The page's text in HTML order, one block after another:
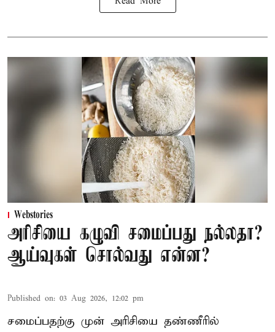
Webstories
அரிசியை கழுவி சமைப்பது நல்லதா?
ஆய்வுகள் சொல்வது என்ன?
Published on: 03 Aug 2026, 12:02 pm
சமைப்பதற்கு முன் அரிசியை தண்ணீரில்